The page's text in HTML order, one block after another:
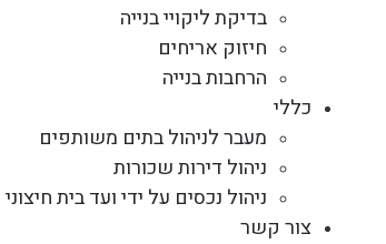
בדיקת ליקויי בנייה
חיזוק אריחים
הרחבות בנייה
כללי
מעבר לניהול בתים משותפים
ניהול דירות שכורות
ניהול נכסים על ידי ועד בית חיצוני
צור קשר